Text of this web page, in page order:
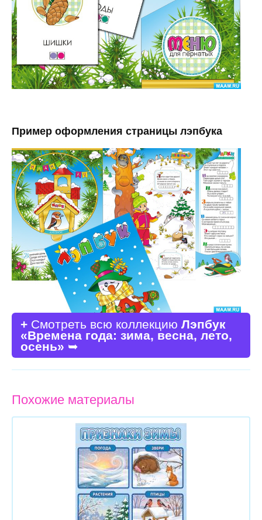
Пример оформления страницы лэпбука
+ Смотреть всю коллекцию Лэпбук
«Времена года: зима, весна, лето,
осень» ➥
Похожие материалы